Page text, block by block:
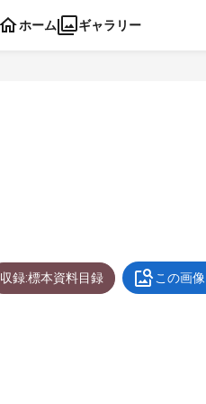
ホーム ギャラリー
収録:標本資料目録 この画